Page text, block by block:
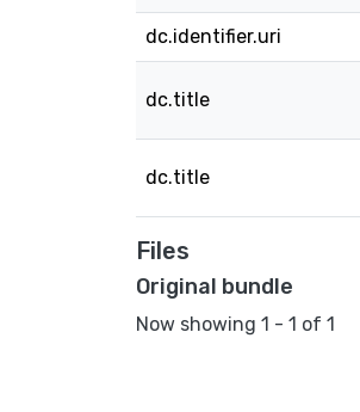
dc.identifier.uri
dc.title
dc.title
Files
Original bundle
Now showing 1 - 1 of 1